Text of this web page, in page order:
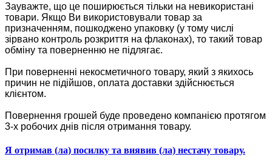
Зауважте, що це поширюється тільки на невикористані
товари. Якщо Ви використовували товар за
призначенням, пошкоджено упаковку (у тому числі
зірвано контроль розкриття на флаконах), то такий товар
обміну та поверненню не підлягає.
При поверненні некосметичного товару, який з якихось
причин не підійшов, оплата доставки здійснюється
клієнтом.
Повернення грошей буде проведено компанією протягом
3-х робочих днів після отримання товару.
Я отримав (ла) посилку та виявив (ла) нестачу товару.